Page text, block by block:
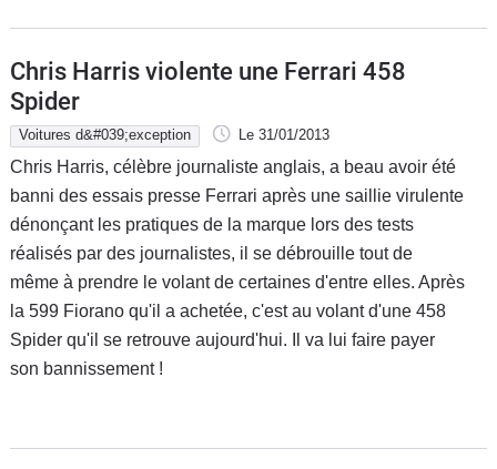
Chris Harris violente une Ferrari 458
Spider
Voitures d&#039;exception Le 31/01/2013
Chris Harris, célèbre journaliste anglais, a beau avoir été
banni des essais presse Ferrari après une saillie virulente
dénonçant les pratiques de la marque lors des tests
réalisés par des journalistes, il se débrouille tout de
même à prendre le volant de certaines d'entre elles. Après
la 599 Fiorano qu'il a achetée, c'est au volant d'une 458
Spider qu'il se retrouve aujourd'hui. Il va lui faire payer
son bannissement !